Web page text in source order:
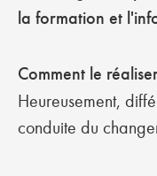
la formation et
Comment le
Heureusement,
conduite du